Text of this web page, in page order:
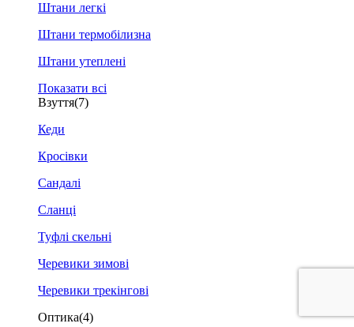
Штани легкі
Штани термобілизна
Штани утеплені
Показати всі
Взуття(7)
Кеди
Кросівки
Сандалі
Сланці
Туфлі скельні
Черевики зимові
Черевики трекінгові
Оптика(4)